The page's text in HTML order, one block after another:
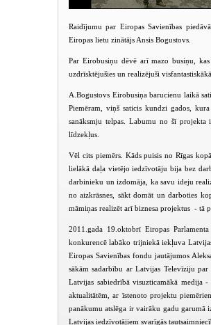
Raidījumu par Eiropas Savienības
Eiropas lietu zinātājs Ansis Bogustovs.
Par Eirobusiņu dēvē arī mazo busiņu,
uzdrīsktējušies un realizējuši
A.Bogustovs Eirobusiņa barucienu laikā
Piemēram, viņš saticis kundzi gados,
sanāksmju telpas. Labumu no šī
līdzekļus.
Vēl cits piemērs. Kāds puisis no Rīgas
lielākā daļa vietējo iedzīvotāju bija bez
darbinieku un izdomāja, ka savu ideju
no aizkrāsnes, sākt domāt un darboties
māmiņas realizēt arī biznesa projektus - tā
2011.gada 19.oktobrī Eiropas
konkurencē labāko trijniekā iekļuva
Eiropas Savienības fondu jautājumos
sākām sadarbību ar Latvijas Televīziju
Latvijas sabiedrībā visuzticamākā medija
aktualitātēm, ar īstenoto projektu
panākumu atslēga ir vairāku gadu garumā
Latvijas iedzīvotājiem svarīgās